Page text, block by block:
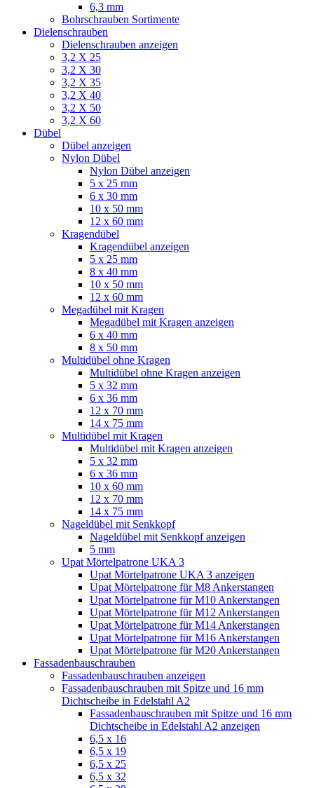
6,3 mm
Bohrschrauben Sortimente
Dielenschrauben
Dielenschrauben anzeigen
3,2 X 25
3,2 X 30
3,2 X 35
3,2 X 40
3,2 X 50
3,2 X 60
Dübel
Dübel anzeigen
Nylon Dübel
Nylon Dübel anzeigen
5 x 25 mm
6 x 30 mm
10 x 50 mm
12 x 60 mm
Kragendübel
Kragendübel anzeigen
5 x 25 mm
8 x 40 mm
10 x 50 mm
12 x 60 mm
Megadübel mit Kragen
Megadübel mit Kragen anzeigen
6 x 40 mm
8 x 50 mm
Multidübel ohne Kragen
Multidübel ohne Kragen anzeigen
5 x 32 mm
6 x 36 mm
12 x 70 mm
14 x 75 mm
Multidübel mit Kragen
Multidübel mit Kragen anzeigen
5 x 32 mm
6 x 36 mm
10 x 60 mm
12 x 70 mm
14 x 75 mm
Nageldübel mit Senkkopf
Nageldübel mit Senkkopf anzeigen
5 mm
Upat Mörtelpatrone UKA 3
Upat Mörtelpatrone UKA 3 anzeigen
Upat Mörtelpatrone für M8 Ankerstangen
Upat Mörtelpatrone für M10 Ankerstangen
Upat Mörtelpatrone für M12 Ankerstangen
Upat Mörtelpatrone für M14 Ankerstangen
Upat Mörtelpatrone für M16 Ankerstangen
Upat Mörtelpatrone für M20 Ankerstangen
Fassadenbauschrauben
Fassadenbauschrauben anzeigen
Fassadenbauschrauben mit Spitze und 16 mm
Dichtscheibe in Edelstahl A2
Fassadenbauschrauben mit Spitze und 16 mm
Dichtscheibe in Edelstahl A2 anzeigen
6,5 x 16
6,5 x 19
6,5 x 25
6,5 x 32